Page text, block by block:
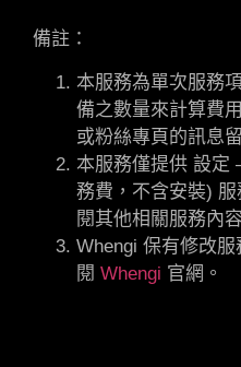
備註：
本服務為單次服務
備之數量來計算費
或粉絲專頁的訊息
本服務僅提供 設定
務費，不含安裝)
閱其他相關服務內容
Whengi 保有修改
閱 Whengi 官網。